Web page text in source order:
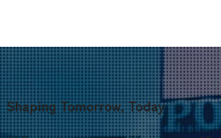
Shaping Tomorrow, Today